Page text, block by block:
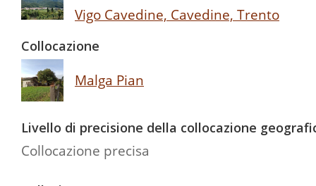
Vigo Cavedine, Cavedine, Trento
Collocazione
Malga Pian
Livello di precisione della collocazione
Collocazione precisa